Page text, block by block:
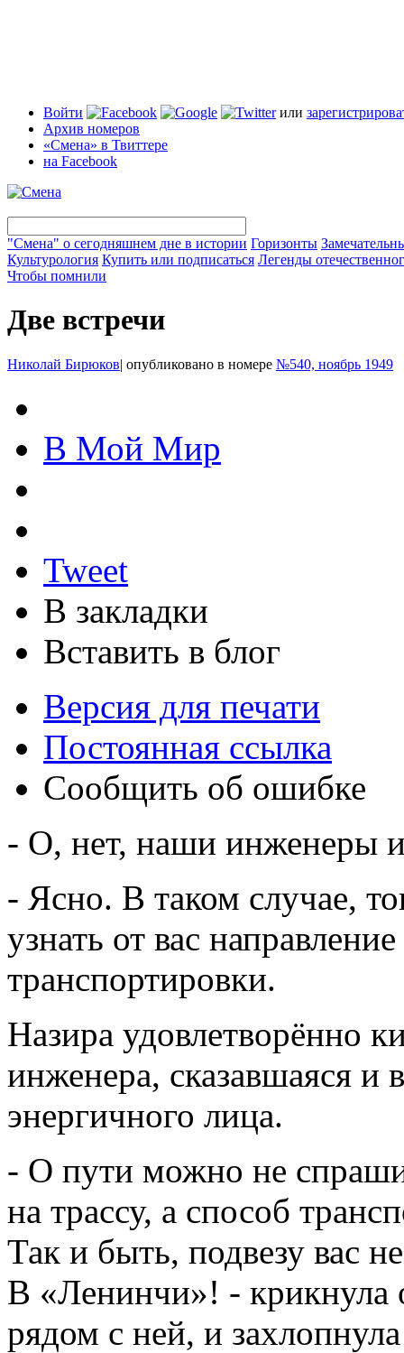
Войти или
Архив номеров
«Смена» в Твиттере
на Facebook
"Смена" о сегодняшнем дне в истории Горизонты
Культурология Купить или подписаться Легенды
Чтобы помнили
Две встречи
Николай Бирюков| опубликовано в номере №540, ноябрь 1949
В Мой Мир
Tweet
В закладки
Вставить в блог
Версия для печати
Постоянная ссылка
Сообщить об ошибке
- О, нет, наши инженеры и
- Ясно. В таком случае,
узнать от вас
транспортировки.
Назира удовлетворённо
инженера, сказавшаяся и
энергичного лица.
- О пути можно не
на трассу, а способ
Так и быть, подвезу вас
В «Ленинчи»! - крикнула
рядом с ней, и